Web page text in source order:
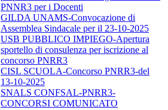
PNNR3 per i Docenti
GILDA UNAMS-Convocazione di
Assemblea Sindacale per il 23-10-2025
USB PUBBLICO IMPIEGO-Apertura
sportello di consulenza per iscrizione al
concorso PNRR3
CISL SCUOLA-Concorso PNRR3-del
13-10-2025
SNALS CONFSAL-PNRR3-
CONCORSI COMUNICATO